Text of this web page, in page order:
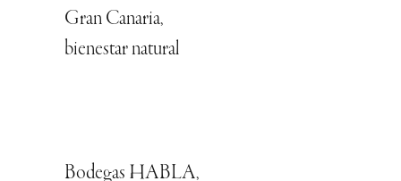
Gran Canaria,
bienestar natural
Bodegas HABLA,